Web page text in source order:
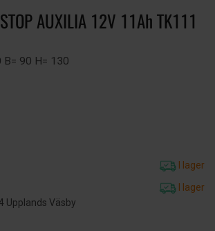
AUXILIA 12V 11Ah TK111
90 H= 130
I lager
I lager
Upplands Väsby